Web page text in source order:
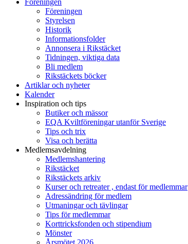
Föreningen
Föreningen
Styrelsen
Historik
Informationsfolder
Annonsera i Rikstäcket
Tidningen, viktiga data
Bli medlem
Rikstäckets böcker
Artiklar och nyheter
Kalender
Inspiration och tips
Butiker och mässor
EQA Kviltföreningar utanför Sverige
Tips och trix
Visa och berätta
Medlemsavdelning
Medlemshantering
Rikstäcket
Rikstäckets arkiv
Kurser och retreater , endast för medlemmar
Adressändring för medlem
Utmaningar och tävlingar
Tips för medlemmar
Korttricksfonden och stipendium
Mönster
Årsmötet 2026